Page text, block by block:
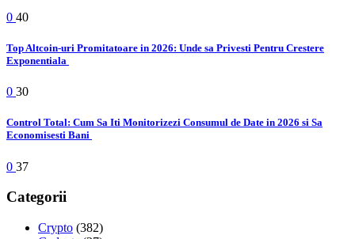
0 40
Top Altcoin-uri Promitatoare in 2026: Unde sa Privesti Pentru Crestere
Exponentiala
0 30
Control Total: Cum Sa Iti Monitorizezi Consumul de Date in 2026 si Sa
Economisesti Bani
0 37
Categorii
Crypto (382)